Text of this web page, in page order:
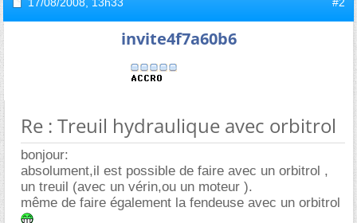
invite4f7a60b6
Re : Treuil hydraulique avec orbitrol
bonjour:
absolument,il est possible de faire avec un orbitrol ,
un treuil (avec un vérin,ou un moteur ).
même de faire également la fendeuse avec un orbitrol